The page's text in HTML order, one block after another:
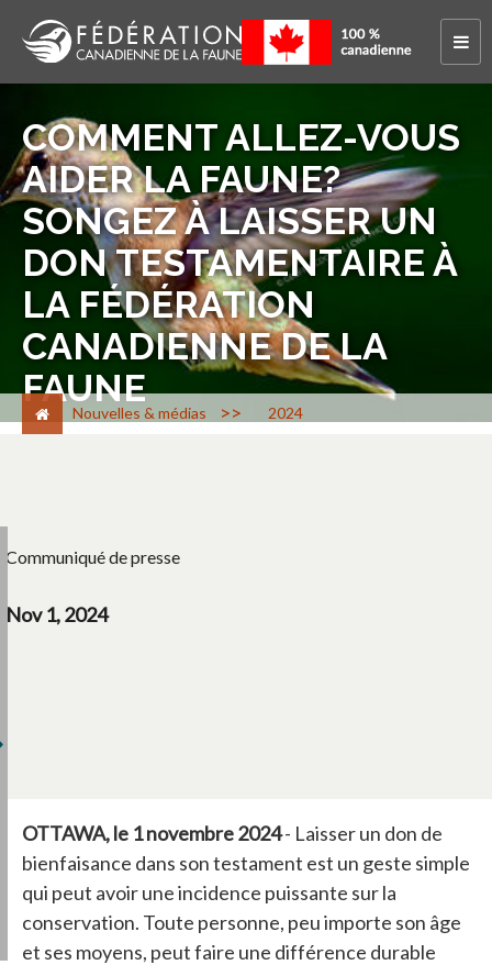
COMMENT ALLEZ-VOUS
AIDER LA FAUNE?
SONGEZ À LAISSER UN
DON TESTAMENTAIRE À
LA FÉDÉRATION
CANADIENNE DE LA
FAUNE
Nouvelles & médias > 2024
Communiqué de presse
Nov 1, 2024
OTTAWA, le 1 novembre 2024- Laisser un don de
bienfaisance dans son testament est un geste simple
qui peut avoir une incidence puissante sur la
conservation. Toute personne, peu importe son âge
et ses moyens, peut faire une différence durable